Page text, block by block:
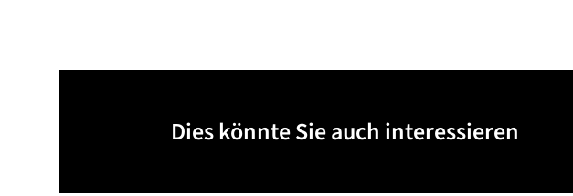
Dies könnte Sie auch interessieren